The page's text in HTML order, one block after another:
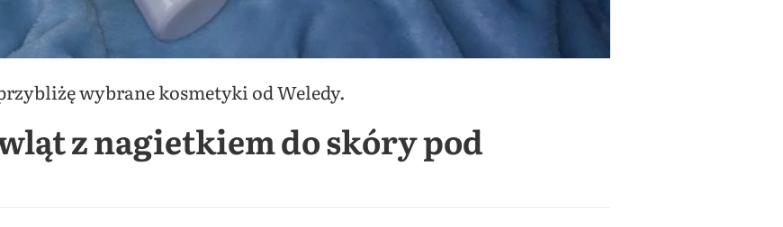
wybrane kosmetyki od Weledy.
z nagietkiem do skóry pod